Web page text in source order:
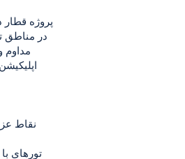
پروژه قطار
در مناطق
مداوم